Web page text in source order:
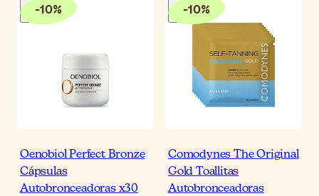
-10%
Oenobiol Perfect Bronze
Cápsulas
Autobronceadoras x30
-10%
Comodynes The Original
Gold Toallitas
Autobronceadoras